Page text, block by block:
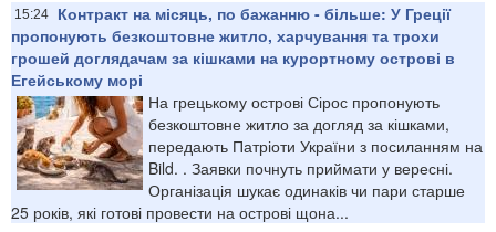
15:24
Контракт на місяць, по бажанню - більше: У Греції
пропонують безкоштовне житло, харчування та трохи
грошей доглядачам за кішками на курортному острові в
Егейському морі
На грецькому острові Сірос пропонують
безкоштовне житло за догляд за кішками,
передають Патріоти України з посиланням на
Bild. . Заявки почнуть приймати у вересні.
Організація шукає одинаків чи пари старше
25 років, які готові провести на острові щона...